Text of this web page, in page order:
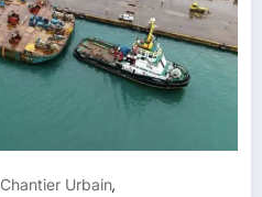
Chantier Urbain,